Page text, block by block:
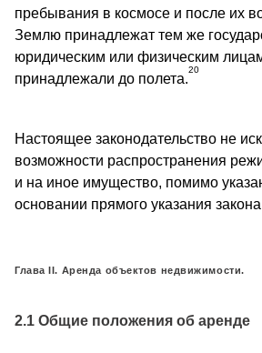
пребывания в космосе и после их
Землю принадлежат тем же
юридическим или физическим
принадлежали до полета.
20
Настоящее законодательство не
возможности распространения
и на иное имущество, помимо
основании прямого указания
Глава II. Аренда объектов недвижимости.
2.1 Общие положения об аренде